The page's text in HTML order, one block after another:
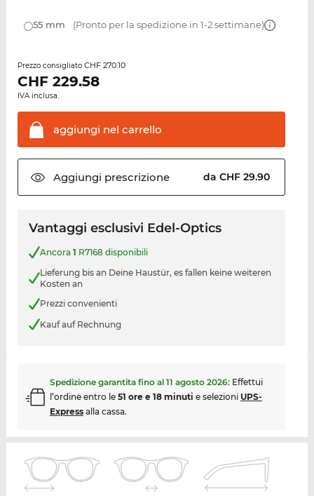
55 mm (Pronto per la spedizione in 1-2 settimane)
Prezzo consigliato CHF 270.10
CHF 229.58
IVA inclusa.
aggiungi nel carrello
Aggiungi prescrizione da CHF 29.90
Vantaggi esclusivi Edel-Optics
Ancora 1 R7168 disponibili
Lieferung bis an Deine Haustür, es fallen keine weiteren
Kosten an
Prezzi convenienti
Kauf auf Rechnung
Spedizione garantita fino al 11 agosto 2026: Effettui
l’ordine entro le 51 ore e 18 minuti e selezioni UPS-
Expressalla cassa.